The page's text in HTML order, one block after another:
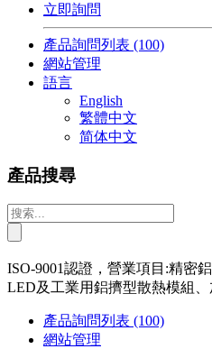
立即詢問
產品詢問列表 (100)
網站管理
語言
English
繁體中文
简体中文
產品搜尋
ISO-9001認證，營業項目:精密
LED及工業用鋁擠型散熱模組、
產品詢問列表 (100)
網站管理